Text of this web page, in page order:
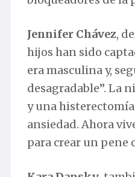
Jennifer Chávez,
hijos han sido
era masculina y,
desagradable”. La
y una
ansiedad. Ahora
para crear un pene